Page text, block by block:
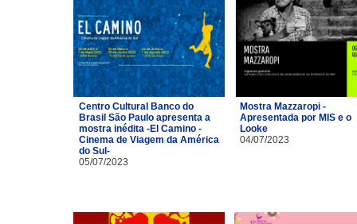
Centro Cultural Banco do
Brasil São Paulo apresenta a
mostra inédita -El Camino -
Cinema de Viagem da América
do Sul-
05/07/2023
Mostra Mazzaropi -
Apresentada por MIS e o
Looke
04/07/2023